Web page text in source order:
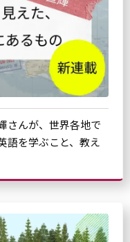
さんが、世界各地で
語を学ぶこと、教え